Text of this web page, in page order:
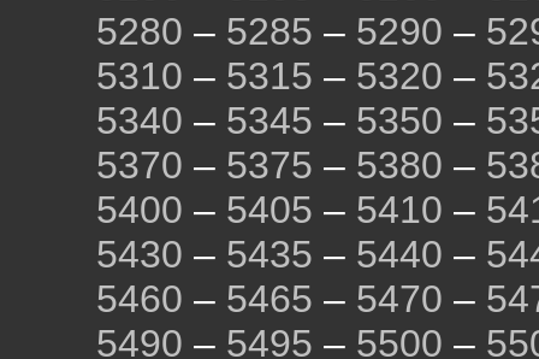
5280 – 5285 – 5290 –
5310 – 5315 – 5320 –
5340 – 5345 – 5350 –
5370 – 5375 – 5380 –
5400 – 5405 – 5410 –
5430 – 5435 – 5440 –
5460 – 5465 – 5470 –
5490 – 5495 – 5500 –